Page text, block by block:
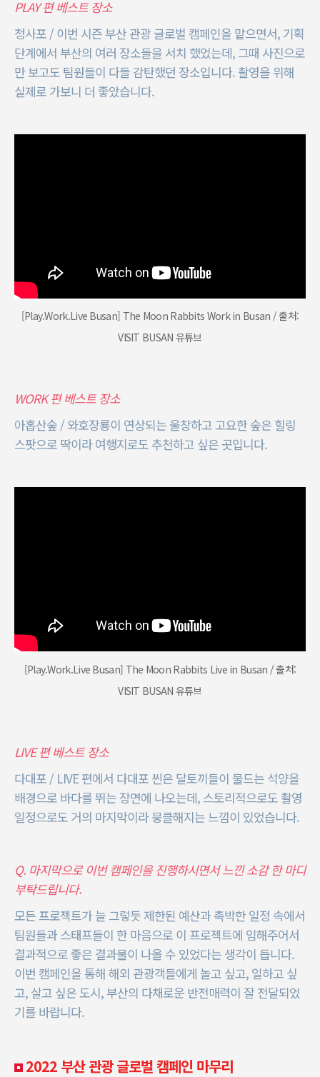
PLAY 편 베스트 장소
청사포 / 이번 시즌 부산 관광 글로벌 캠페인을 맡으면서, 기획
단계에서 부산의 여러 장소들을 서치 했었는데, 그때 사진으로
만 보고도 팀원들이 다들 감탄했던 장소입니다. 촬영을 위해
실제로 가보니 더 좋았습니다.
[Play.Work.Live Busan] The Moon Rabbits Work in Busan / 출처:
VISIT BUSAN 유튜브
WORK 편 베스트 장소
아홉산숲 / 와호장룡이 연상되는 울창하고 고요한 숲은 힐링
스팟으로 딱이라 여행지로도 추천하고 싶은 곳입니다.
[Play.Work.Live Busan] The Moon Rabbits Live in Busan / 출처:
VISIT BUSAN 유튜브
LIVE 편 베스트 장소
다대포 / LIVE 편에서 다대포 씬은 달토끼들이 물드는 석양을
배경으로 바다를 뛰는 장면에 나오는데, 스토리적으로도 촬영
일정으로도 거의 마지막이라 뭉클해지는 느낌이 있었습니다.
Q. 마지막으로 이번 캠페인을 진행하시면서 느낀 소감 한 마디
부탁드립니다.
모든 프로젝트가 늘 그렇듯 제한된 예산과 촉박한 일정 속에서
팀원들과 스태프들이 한 마음으로 이 프로젝트에 임해주어서
결과적으로 좋은 결과물이 나올 수 있었다는 생각이 듭니다.
이번 캠페인을 통해 해외 관광객들에게 놀고 싶고, 일하고 싶
고, 살고 싶은 도시, 부산의 다채로운 반전매력이 잘 전달되었
기를 바랍니다.
2022 부산 관광 글로벌 캠페인 마무리